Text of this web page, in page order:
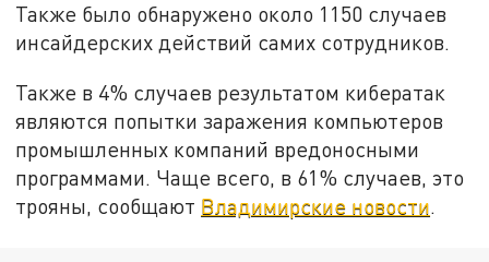
Также было обнаружено около 1150 случаев
инсайдерских действий самих сотрудников.
Также в 4% случаев результатом кибератак
являются попытки заражения компьютеров
промышленных компаний вредоносными
программами. Чаще всего, в 61% случаев, это
трояны, сообщают Владимирские новости.